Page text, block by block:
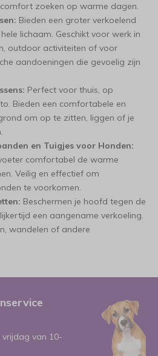
zoeken op warme dagen.
Bieden een groter verkoelend
lichaam. Geschikt voor werk in
outdoor activiteiten of voor
aandoeningen die gevoelig zijn
Perfect voor thuis, op
Bieden een comfortabele en
om op te zitten, liggen of je
en Tuigjes voor Honden:
comfortabel de warme
Veilig en effectief om
te voorkomen.
Beschermen je hoofd tegen de
een aangename verkoeling.
wandelen of andere
van 10-